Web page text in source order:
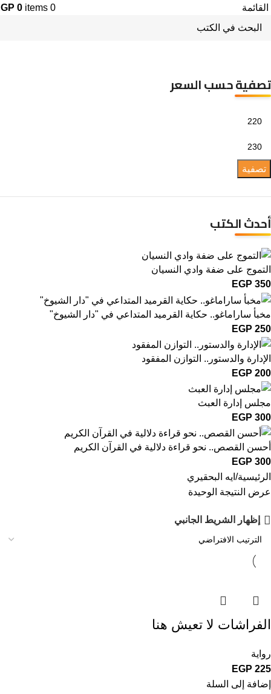
القائمة 0
items
0
تصفية حسب السعر
تصفية
أحدث الكتب
التموج على ضفة وادي النسيان
EGP 350
مخبأ ساراماغو.. حكاية القرميد المتداعي في "دار الشيوخ"
EGP 250
الإدارة والدستور.. التوازن المفقود
EGP 200
مجلس إدارة العبث
EGP 300
أحسن القصص.. نحو قراءة دلالية في القرآن الكريم
EGP 300
الرئيسية ايه البحقيري
عرض النتيجة الوحيدة
إظهار الشريط الجانبي
الفراشات لا تعيش هنا
رواية
EGP 225
إضافة إلى السلة